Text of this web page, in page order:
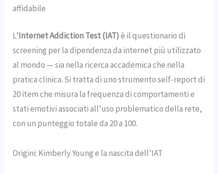
affidabile
L’Internet Addiction Test (IAT)è il questionario di
screening per la dipendenza da internet più utilizzato
al mondo — sia nella ricerca accademica che nella
pratica clinica. Si tratta di uno strumento self-report di
20 item che misura la frequenza di comportamenti e
stati emotivi associati all’uso problematico della rete,
con un punteggio totale da 20 a 100.
Origini: Kimberly Young e la nascita dell’IAT